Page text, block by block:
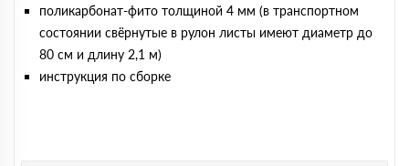
поликарбонат-фито толщиной 4 мм (в транспортном
состоянии свёрнутые в рулон листы имеют диаметр до
80 см и длину 2,1 м)
инструкция по сборке